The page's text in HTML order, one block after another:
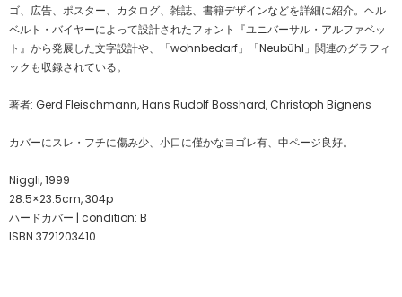
ゴ、広告、ポスター、カタログ、雑誌、書籍デザインなどを詳細に紹介。ヘル
ベルト・バイヤーによって設計されたフォント『ユニバーサル・アルファベッ
ト』から発展した文字設計や、「wohnbedarf」「Neubühl」関連のグラフィ
ックも収録されている。
著者: Gerd Fleischmann, Hans Rudolf Bosshard, Christoph Bignens
カバーにスレ・フチに傷み少、小口に僅かなヨゴレ有、中ページ良好。
Niggli, 1999
28.5×23.5cm, 304p
ハードカバー | condition: B
ISBN 3721203410
－